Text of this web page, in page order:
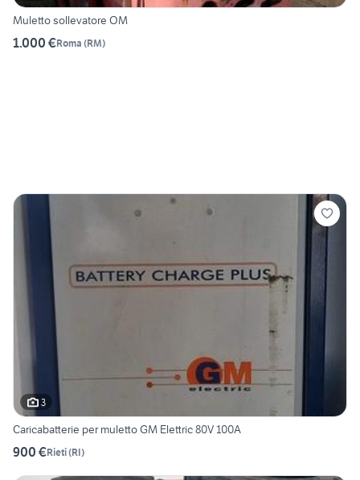
Muletto sollevatore OM
1.000 €Roma (RM)
3
Caricabatterie per muletto GM Elettric 80V 100A
900 €Rieti(RI)